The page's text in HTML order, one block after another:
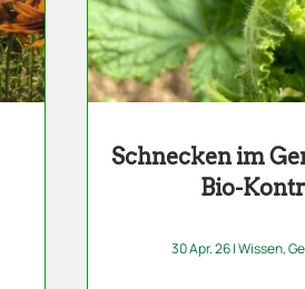
Schnecken im
Bio-
30 Apr. 26|Wissen,